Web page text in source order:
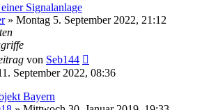
Signalanlage
» Montag 5. September 2022, 21:12
von Seb144
September 2022, 08:36
Bayern